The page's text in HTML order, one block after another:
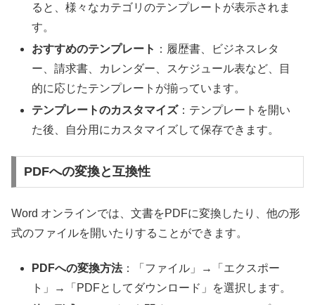
ると、様々なカテゴリのテンプレートが表示されま
す。
おすすめのテンプレート ：履歴書、ビジネスレタ
ー、請求書、カレンダー、スケジュール表など、目
的に応じたテンプレートが揃っています。
テンプレートのカスタマイズ：テンプレートを開い
た後、自分用にカスタマイズして保存できます。
PDFへの変換と互換性
Word オンラインでは、文書をPDFに変換したり、他の形
式のファイルを開いたりすることができます。
PDFへの変換方法：「ファイル」→「エクスポー
ト」→「PDFとしてダウンロード」を選択します。